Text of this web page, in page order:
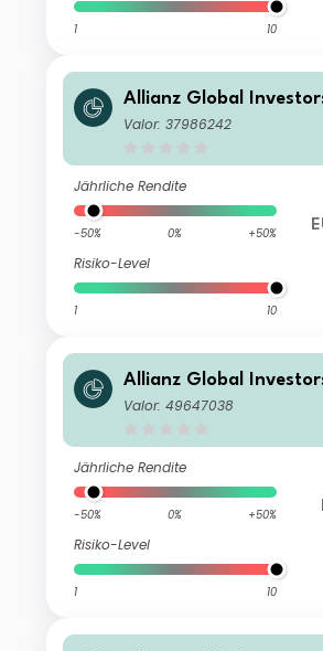
1 10
Allianz Global
nz Emerging Markets
Valor: 37986242
Jährliche Rendite
-50% 0% +50%
Risiko-Level
1 10
Allianz Global
nz Emerging Markets
Valor: 49647038
Jährliche Rendite
-50% 0% +50%
Risiko-Level
1 10